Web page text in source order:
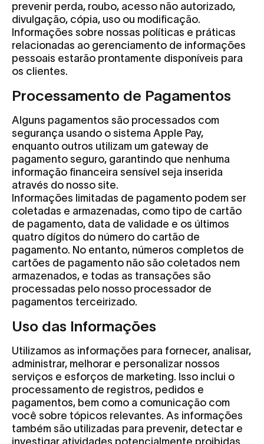
prevenir perda, roubo, acesso não autorizado,
divulgação, cópia, uso ou modificação.
Informações sobre nossas políticas e práticas
relacionadas ao gerenciamento de informações
pessoais estarão prontamente disponíveis para
os clientes.
Processamento de Pagamentos
Alguns pagamentos são processados com
segurança usando o sistema Apple Pay,
enquanto outros utilizam um gateway de
pagamento seguro, garantindo que nenhuma
informação financeira sensível seja inserida
através do nosso site.
Informações limitadas de pagamento podem ser
coletadas e armazenadas, como tipo de cartão
de pagamento, data de validade e os últimos
quatro dígitos do número do cartão de
pagamento. No entanto, números completos de
cartões de pagamento não são coletados nem
armazenados, e todas as transações são
processadas pelo nosso processador de
pagamentos terceirizado.
Uso das Informações
Utilizamos as informações para fornecer, analisar,
administrar, melhorar e personalizar nossos
serviços e esforços de marketing. Isso inclui o
processamento de registros, pedidos e
pagamentos, bem como a comunicação com
você sobre tópicos relevantes. As informações
também são utilizadas para prevenir, detectar e
investigar atividades potencialmente proibidas